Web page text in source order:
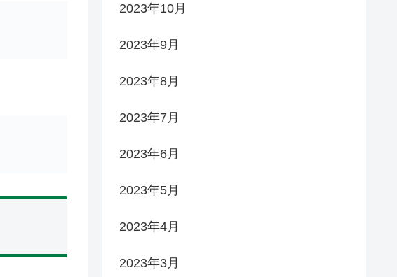
2023年10月
2023年9月
2023年8月
2023年7月
2023年6月
2023年5月
2023年4月
2023年3月